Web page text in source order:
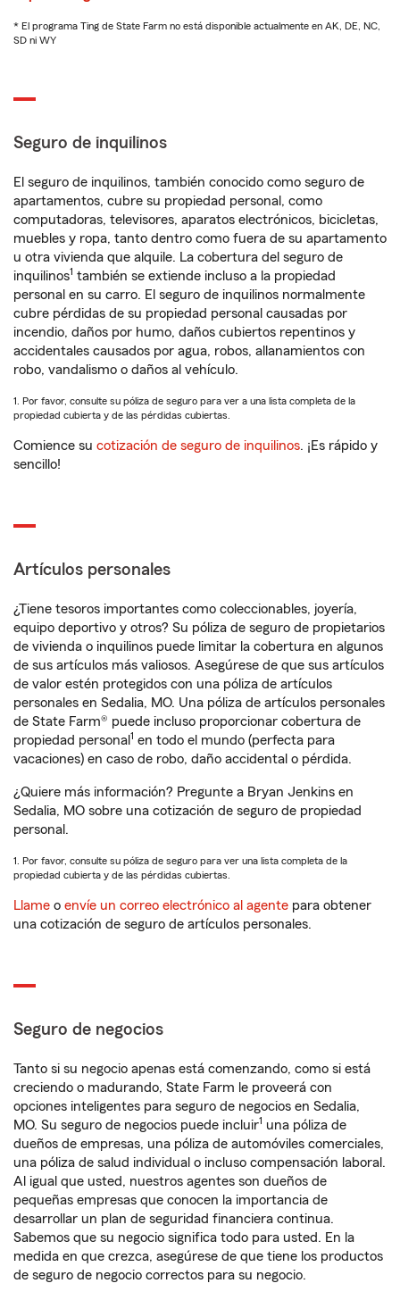
* El programa Ting de State Farm no está disponible actualmente en AK, DE, NC,
SD ni WY
Seguro de inquilinos
El seguro de inquilinos, también conocido como seguro de
apartamentos, cubre su propiedad personal, como
computadoras, televisores, aparatos electrónicos, bicicletas,
muebles y ropa, tanto dentro como fuera de su apartamento
u otra vivienda que alquile. La cobertura del seguro de
inquilinos1 también se extiende incluso a la propiedad
personal en su carro. El seguro de inquilinos normalmente
cubre pérdidas de su propiedad personal causadas por
incendio, daños por humo, daños cubiertos repentinos y
accidentales causados por agua, robos, allanamientos con
robo, vandalismo o daños al vehículo.
1. Por favor, consulte su póliza de seguro para ver a una lista completa de la
propiedad cubierta y de las pérdidas cubiertas.
Comience su cotización de seguro de inquilinos. ¡Es rápido y
sencillo!
Artículos personales
¿Tiene tesoros importantes como coleccionables, joyería,
equipo deportivo y otros? Su póliza de seguro de propietarios
de vivienda o inquilinos puede limitar la cobertura en algunos
de sus artículos más valiosos. Asegúrese de que sus artículos
de valor estén protegidos con una póliza de artículos
personales en Sedalia, MO. Una póliza de artículos personales
de State Farm® puede incluso proporcionar cobertura de
propiedad personal 1 en todo el mundo (perfecta para
vacaciones) en caso de robo, daño accidental o pérdida.
¿Quiere más información? Pregunte a Bryan Jenkins en
Sedalia, MO sobre una cotización de seguro de propiedad
personal.
1. Por favor, consulte su póliza de seguro para ver una lista completa de la
propiedad cubierta y de las pérdidas cubiertas.
Llame o envíe un correo electrónico al agente para obtener
una cotización de seguro de artículos personales.
Seguro de negocios
Tanto si su negocio apenas está comenzando, como si está
creciendo o madurando, State Farm le proveerá con
opciones inteligentes para seguro de negocios en Sedalia,
MO. Su seguro de negocios puede incluir1 una póliza de
dueños de empresas, una póliza de automóviles comerciales,
una póliza de salud individual o incluso compensación laboral.
Al igual que usted, nuestros agentes son dueños de
pequeñas empresas que conocen la importancia de
desarrollar un plan de seguridad financiera continua.
Sabemos que su negocio significa todo para usted. En la
medida en que crezca, asegúrese de que tiene los productos
de seguro de negocio correctos para su negocio.